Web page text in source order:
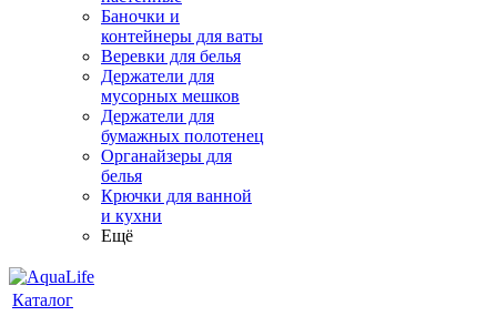
Баночки и
контейнеры для ваты
Веревки для белья
Держатели для
мусорных мешков
Держатели для
бумажных полотенец
Органайзеры для
белья
Крючки для ванной
и кухни
Ещё
Каталог